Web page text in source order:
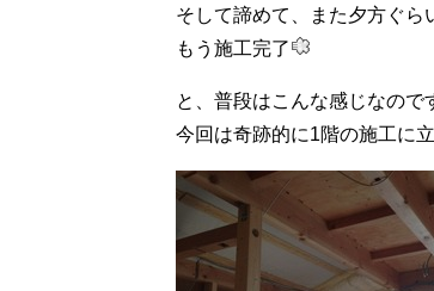
そして諦めて、また夕方ぐら
もう施工完了
と、普段はこんな感じなので
今回は奇跡的に1階の施工に